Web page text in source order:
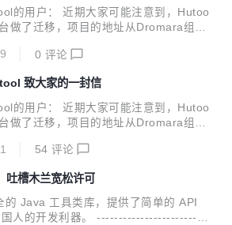
为常规 bug 修复，此次有几个比较“坑”
并修复，如StrBuilder的insert...
的用户： 近期大家可能注意到，Hutoo
做了迁移，项目的地址从Dromara组织
释，同时也说明下Hutool在未来的发展
持续维护了12个年头，共计发布301个
具方法集合，发展为覆盖Java大量常用
。 随着用户不断积累增多，Hutool也陆
准快速的解决了问...
0 评论
致大家的一封信
的用户： 近期大家可能注意到，Hutoo
做了迁移，项目的地址从Dromara组织
释，同时也说明下Hutool在未来的发展
持续维护了12个年头，共计发布301个
具方法集合，发展为覆盖Java大量常用
。 随着用户不断积累增多，Hutool也陆
54 评论
槽木兰宽松许可
的 Java 工具类库，提供了简单的 API
国人的开发利器。 --------------------------